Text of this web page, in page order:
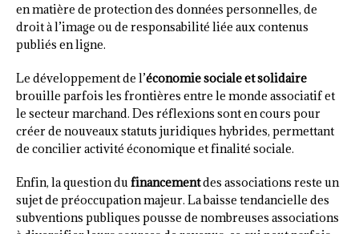
en matière de protection des données personnelles, de
droit à l’image ou de responsabilité liée aux contenus
publiés en ligne.
Le développement de l’économie sociale et solidaire
brouille parfois les frontières entre le monde associatif et
le secteur marchand. Des réflexions sont en cours pour
créer de nouveaux statuts juridiques hybrides, permettant
de concilier activité économique et finalité sociale.
Enfin, la question dufinancementdes associations reste un
sujet de préoccupation majeur. La baisse tendancielle des
subventions publiques pousse de nombreuses associations